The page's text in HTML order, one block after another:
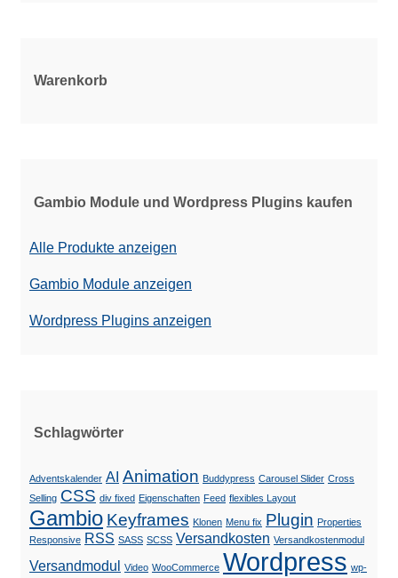
Warenkorb
Gambio Module und Wordpress Plugins kaufen
Alle Produkte anzeigen
Gambio Module anzeigen
Wordpress Plugins anzeigen
Schlagwörter
Adventskalender AI Animation Buddypress Carousel Slider Cross
Selling CSS div fixed Eigenschaften Feed flexibles Layout
Gambio Keyframes Klonen Menu fix Plugin Properties
Responsive RSS SASS SCSS Versandkosten Versandkostenmodul
Versandmodul Video WooCommerce Wordpress wp-